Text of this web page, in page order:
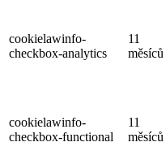
cookielawinfo-
checkbox-analytics
11
měsíců
cookielawinfo-
checkbox-functional
11
měsíců